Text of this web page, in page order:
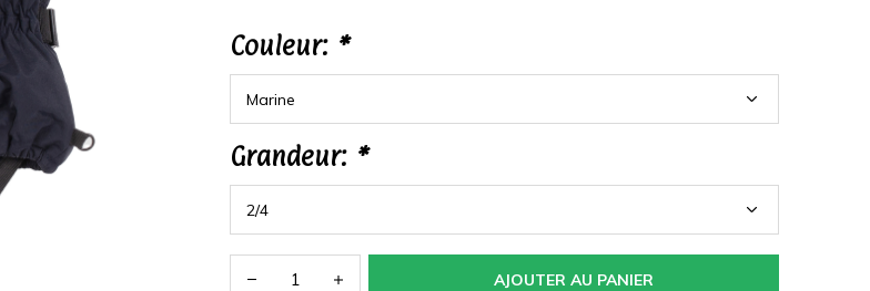
Couleur: *
Grandeur: *
AJOUTER AU PANIER